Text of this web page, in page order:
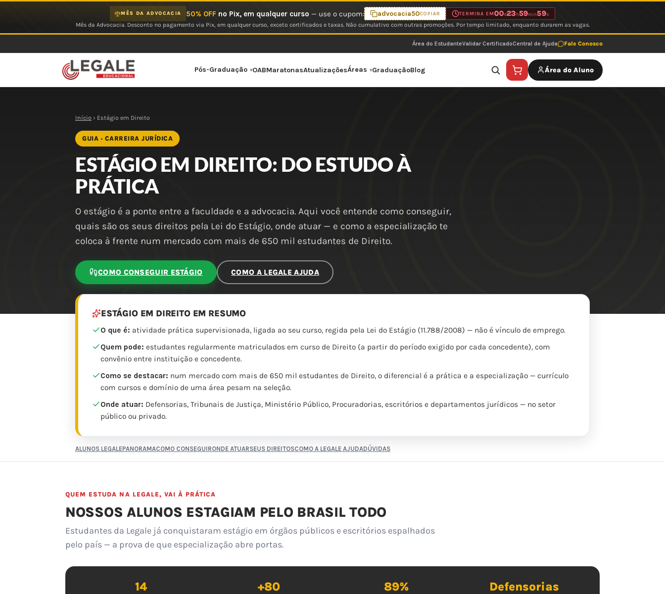
MÊS DA ADVOCACIA 50% OFF no Pix, em qualquer curso — use o cupom: advocacia50COPIAR TERMINA EM00d 23 h59min59s
Mês da Advocacia. Desconto no pagamento via Pix, em qualquer curso, exceto certificados e taxas. Não cumulativo com outras promoções. Por tempo limitado, enquanto durarem as vagas.
Área do EstudanteValidar CertificadoCentral de Ajuda Fale Conosco
Pós-Graduação OABMaratonasAtualizaçõesÁreas GraduaçãoBlog Área do Aluno
Início › Estágio em Direito
GUIA · CARREIRA JURÍDICA
ESTÁGIO EM DIREITO: DO ESTUDO À
PRÁTICA
O estágio é a ponte entre a faculdade e a advocacia. Aqui você entende como conseguir,
quais são os seus direitos pela Lei do Estágio, onde atuar — e como a especialização te
coloca à frente num mercado com mais de 650 mil estudantes de Direito.
COMO CONSEGUIR ESTÁGIO COMO A LEGALE AJUDA
ESTÁGIO EM DIREITO EM RESUMO
O que é: atividade prática supervisionada, ligada ao seu curso, regida pela Lei do Estágio (11.788/2008) — não é vínculo de emprego.
Quem pode: estudantes regularmente matriculados em curso de Direito (a partir do período exigido por cada concedente), com
convênio entre instituição e concedente.
Como se destacar: num mercado com mais de 650 mil estudantes de Direito, o diferencial é a prática e a especialização — currículo
com cursos e domínio de uma área pesam na seleção.
Onde atuar: Defensorias, Tribunais de Justiça, Ministério Público, Procuradorias, escritórios e departamentos jurídicos — no setor
público ou privado.
ALUNOS LEGALEPANORAMACOMO CONSEGUIRONDE ATUARSEUS DIREITOSCOMO A LEGALE AJUDADÚVIDAS
QUEM ESTUDA NA LEGALE, VAI À PRÁTICA
NOSSOS ALUNOS ESTAGIAM PELO BRASIL TODO
Estudantes da Legale já conquistaram estágio em órgãos públicos e escritórios espalhados
pelo país — a prova de que especialização abre portas.
14 +80 89% Defensorias